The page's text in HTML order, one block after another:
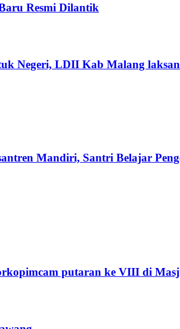
Resmi Dilantik
Negeri, LDII Kab Malang
Mandiri, Santri Belajar
putaran ke VIII di